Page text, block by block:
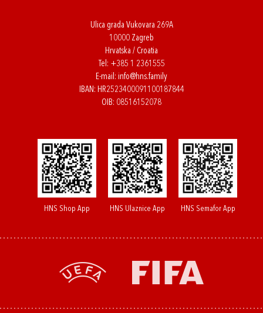
Ulica grada Vukovara 269A
10000 Zagreb
Hrvatska / Croatia
Tel: +385 1 2361555
E-mail: info@hns.family
IBAN: HR2523400091100187844
OIB: 08516152078
HNS Shop App HNS Ulaznice App HNS Semafor App